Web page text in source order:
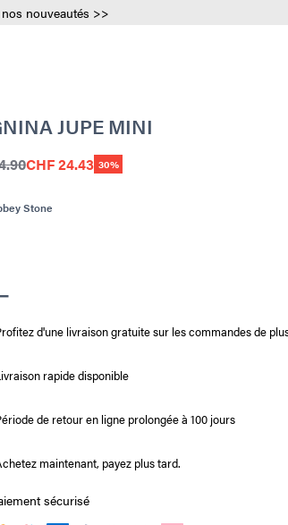
nouveautés >>
JUPE MINI
CHF 24.43 30%
Stone
d'une livraison gratuite sur les commandes de
rapide disponible
de retour en ligne prolongée à 100 jours
maintenant, payez plus tard.
sécurisé